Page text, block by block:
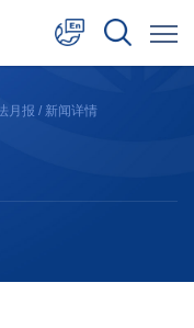
月报 / 新闻详情